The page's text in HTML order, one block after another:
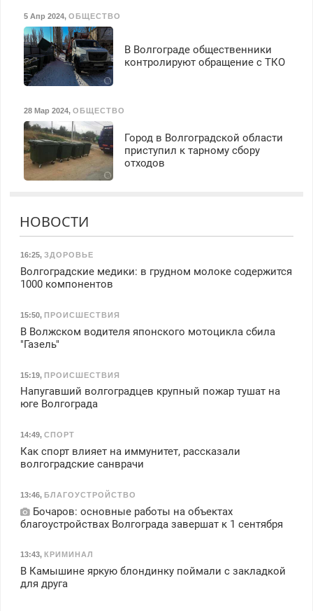
5 Апр 2024, ОБЩЕСТВО
В Волгограде общественники
контролируют обращение с ТКО
28 Мар 2024, ОБЩЕСТВО
Город в Волгоградской области
приступил к тарному сбору
отходов
НОВОСТИ
16:25, ЗДОРОВЬЕ
Волгоградские медики: в грудном молоке содержится
1000 компонентов
15:50, ПРОИСШЕСТВИЯ
В Волжском водителя японского мотоцикла сбила
"Газель"
15:19, ПРОИСШЕСТВИЯ
Напугавший волгоградцев крупный пожар тушат на
юге Волгограда
14:49, СПОРТ
Как спорт влияет на иммунитет, рассказали
волгоградские санврачи
13:46, БЛАГОУСТРОЙСТВО
Бочаров: основные работы на объектах
благоустройствах Волгограда завершат к 1 сентября
13:43, КРИМИНАЛ
В Камышине яркую блондинку поймали с закладкой
для друга